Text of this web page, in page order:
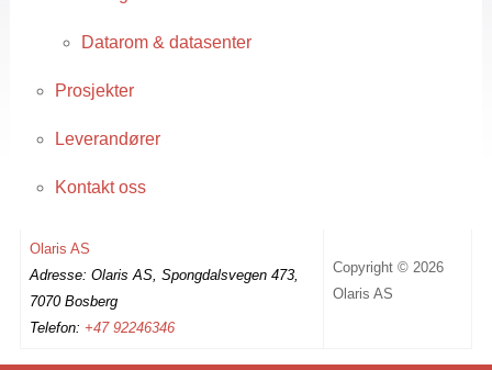
Datarom & datasenter
Prosjekter
Leverandører
Kontakt oss
Olaris AS
Adresse: Olaris AS, Spongdalsvegen 473,
7070 Bosberg
Telefon: +47 92246346
Copyright © 2026
Olaris AS